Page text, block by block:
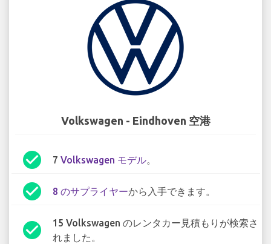
Volkswagen - Eindhoven 空港
check_circle 7 Volkswagen モデル。
check_circle 8 のサプライヤーから入手できます。
check_circle
15 Volkswagen のレンタカー見積もりが検索さ
れました。